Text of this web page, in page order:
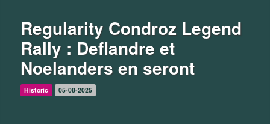
Regularity Condroz Legend
Rally : Deflandre et
Noelanders en seront
Historic 05-08-2025